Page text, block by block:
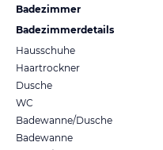
Badezimmer
Badezimmerdetails
Hausschuhe
Haartrockner
Dusche
WC
Badewanne/Dusche
Badewanne